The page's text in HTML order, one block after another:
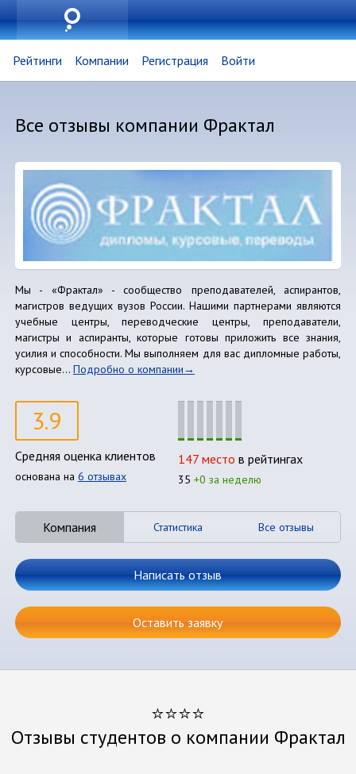
Рейтинги Компании Регистрация Войти
Все отзывы компании Фрактал
Мы - «Фрактал» - сообщество преподавателей, аспирантов,
магистров ведущих вузов России. Нашими партнерами являются
учебные центры, переводческие центры, преподаватели,
магистры и аспиранты, которые готовы приложить все знания,
усилия и способности. Мы выполняем для вас дипломные работы,
курсовые... Подробно о компании
3.9
Средняя оценка клиентов
основана на 6 отзывах
147 место в рейтингах
35 +0 за неделю
Компания Статистика Все отзывы
Написать отзыв
Оставить заявку
⭐⭐⭐⭐
Отзывы студентов о компании Фрактал